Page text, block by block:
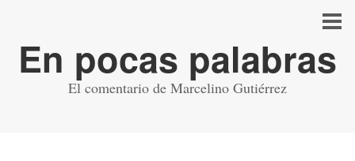
En pocas palabras
El comentario de Marcelino Gutiérrez